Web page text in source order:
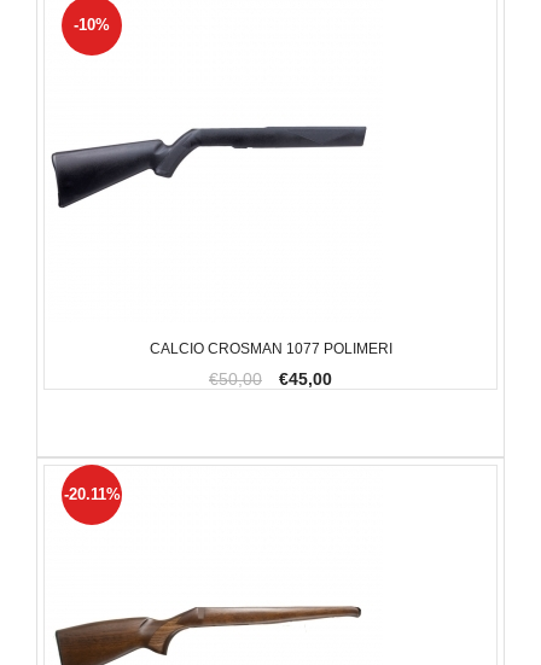
CALCIO CROSMAN 1077 POLIMERI
€50,00 €45,00
-10%
-20.11%